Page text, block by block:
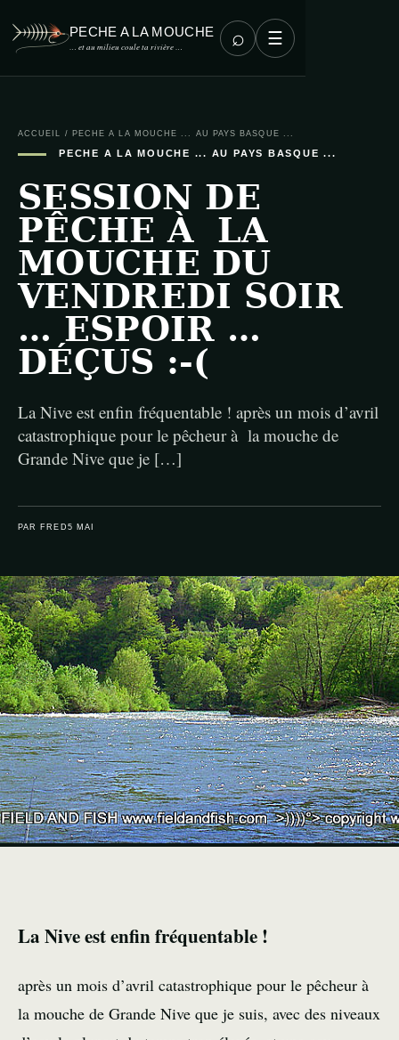
PECHE A LA MOUCHE
… et au milieu coule ta rivière … ⌕ ☰
ACCUEIL / PECHE A LA MOUCHE ... AU PAYS BASQUE ...
PECHE A LA MOUCHE ... AU PAYS BASQUE ...
SESSION DE
PÊCHE À LA
MOUCHE DU
VENDREDI SOIR
… ESPOIR …
DÉÇUS :-(
La Nive est enfin fréquentable ! après un mois d’avril
catastrophique pour le pêcheur à la mouche de
Grande Nive que je […]
PAR FRED 5 MAI
La Nive est enfin fréquentable !
après un mois d’avril catastrophique pour le pêcheur à
la mouche de Grande Nive que je suis, avec des niveaux